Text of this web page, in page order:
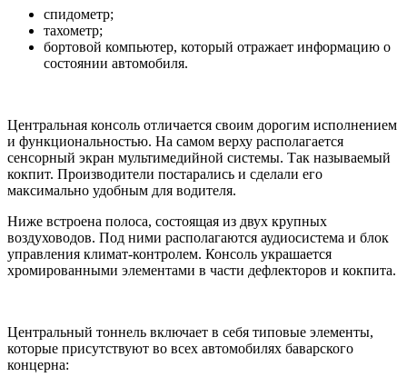
спидометр;
тахометр;
бортовой компьютер, который отражает информацию о
состоянии автомобиля.
Центральная консоль отличается своим дорогим исполнением
и функциональностью. На самом верху располагается
сенсорный экран мультимедийной системы. Так называемый
кокпит. Производители постарались и сделали его
максимально удобным для водителя.
Ниже встроена полоса, состоящая из двух крупных
воздуховодов. Под ними располагаются аудиосистема и блок
управления климат-контролем. Консоль украшается
хромированными элементами в части дефлекторов и кокпита.
Центральный тоннель включает в себя типовые элементы,
которые присутствуют во всех автомобилях баварского
концерна: